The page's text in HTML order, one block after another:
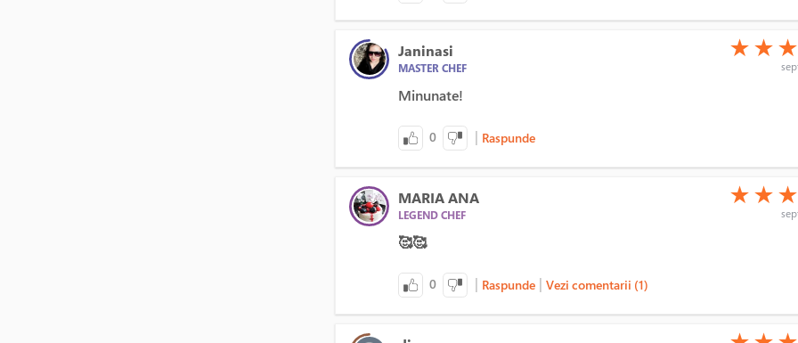
Janinasi
MASTER CHEF
(*)
★ (*)
★ (*)
★
Minunate!
0 | Raspunde
MARIA ANA
LEGEND CHEF
(*)
★ (*)
★ (*)
★
🥰🥰
0 | Raspunde |Vezi comentarii (1)
(*) (*) (*)